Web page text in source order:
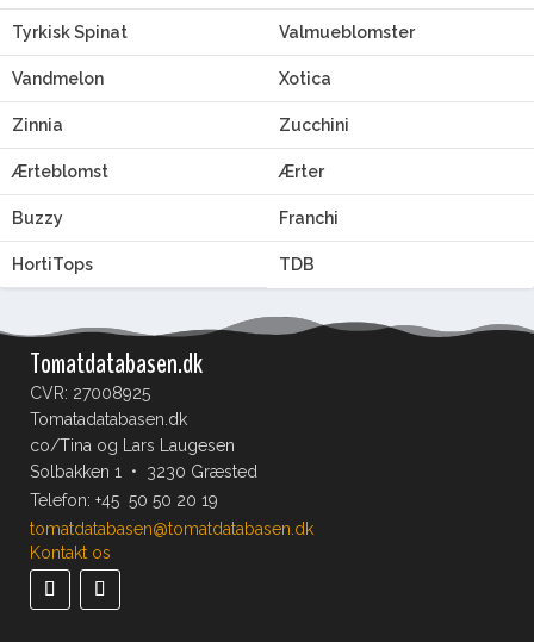
Tyrkisk Spinat Valmueblomster
Vandmelon Xotica
Zinnia Zucchini
Ærteblomst Ærter
Buzzy Franchi
HortiTops TDB
Tomatdatabasen.dk
CVR: 27008925
Tomatadatabasen.dk
co/Tina og Lars Laugesen
Solbakken 1 • 3230 Græsted
Telefon: +45 50 50 20 19
tomatdatabasen@tomatdatabasen.dk
Kontakt os